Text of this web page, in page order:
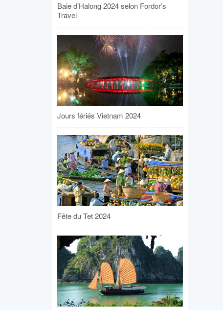
Baie d’Halong 2024 selon Fordor’s
Travel
Jours fériés Vietnam 2024
Fête du Tet 2024